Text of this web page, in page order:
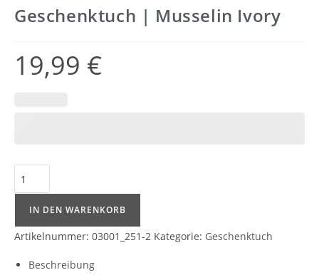
Geschenktuch | Musselin Ivory
19,99 €
IN DEN WARENKORB
Artikelnummer: 03001_251-2 Kategorie: Geschenktuch
Beschreibung